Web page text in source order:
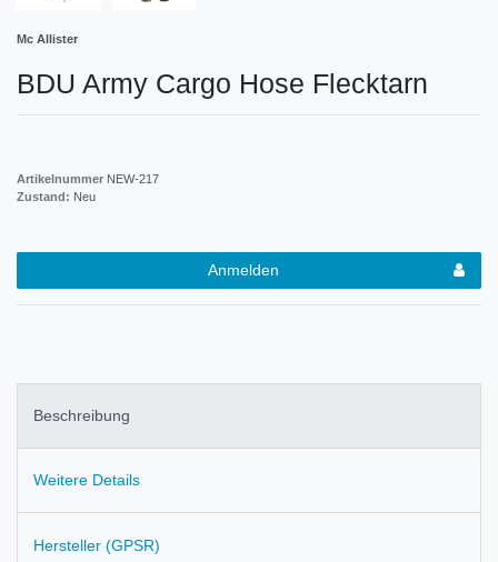
Mc Allister
BDU Army Cargo Hose Flecktarn
Artikelnummer NEW-217
Zustand: Neu
Anmelden
Beschreibung
Weitere Details
Hersteller (GPSR)